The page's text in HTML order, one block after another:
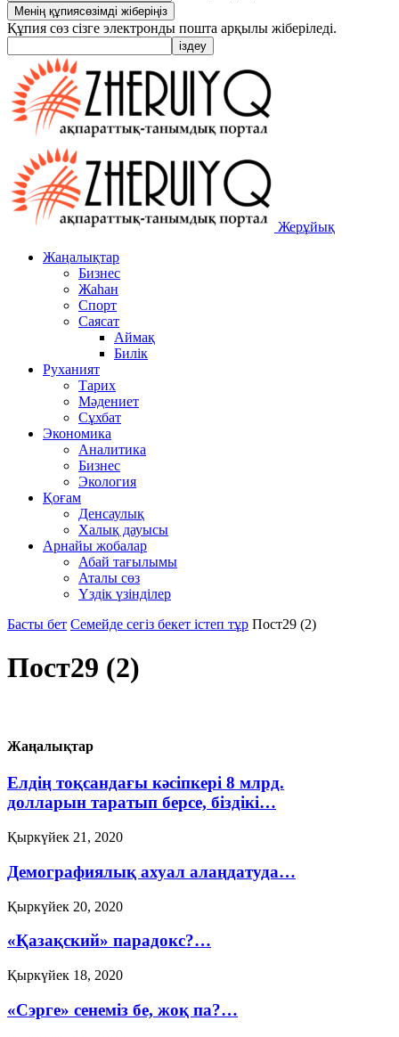
Құпия сөз сізге электронды пошта арқылы жіберіледі.
Жерұйық
Жаңалықтар
Бизнес
Жаһан
Спорт
Саясат
Аймақ
Билік
Руханият
Тарих
Мәдениет
Сұхбат
Экономика
Аналитика
Бизнес
Экология
Қоғам
Денсаулық
Халық дауысы
Арнайы жобалар
Абай тағылымы
Аталы сөз
Үздік үзінділер
Басты бет Семейде сегіз бекет істеп тұр Пост29 (2)
Пост29 (2)
Жаңалықтар
Елдің тоқсандағы кәсіпкері 8 млрд.
долларын таратып берсе, біздікі…
Қыркүйек 21, 2020
Демографиялық ахуал алаңдатуда…
Қыркүйек 20, 2020
«Қазақский» парадокс?…
Қыркүйек 18, 2020
«Сэрге» сенеміз бе, жоқ па?…